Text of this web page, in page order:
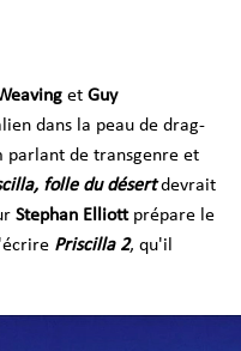
et Guy
dans la peau de drag-
parlant de transgenre et
folle du désertdevrait
Stephan Elliottprépare le
Priscilla 2, qu'il